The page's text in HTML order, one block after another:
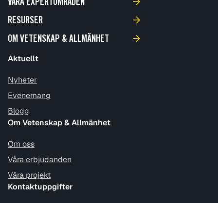
VÅRA EXPERTOMRÅDEN
RESURSER
OM VETENSKAP & ALLMÄNHET
Aktuellt
Nyheter
Evenemang
Blogg
Om Vetenskap & Allmänhet
Om oss
Våra erbjudanden
Våra projekt
Kontaktuppgifter